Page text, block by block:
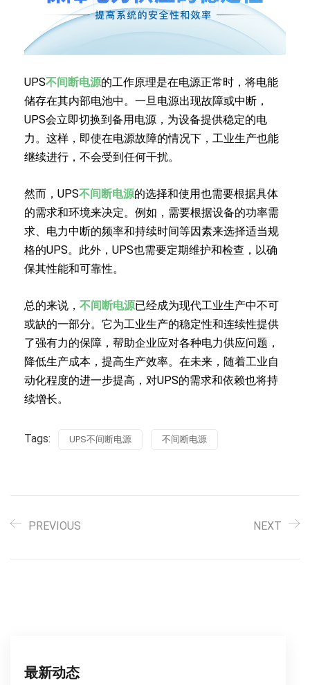
UPS不间断电源的工作原理是在电源正常时，将电能
储存在其内部电池中。一旦电源出现故障或中断，
UPS会立即切换到备用电源，为设备提供稳定的电
力。这样，即使在电源故障的情况下，工业生产也能
继续进行，不会受到任何干扰。
然而，UPS不间断电源的选择和使用也需要根据具体
的需求和环境来决定。例如，需要根据设备的功率需
求、电力中断的频率和持续时间等因素来选择适当规
格的UPS。此外，UPS也需要定期维护和检查，以确
保其性能和可靠性。
总的来说， 不间断电源已经成为现代工业生产中不可
或缺的一部分。它为工业生产的稳定性和连续性提供
了强有力的保障，帮助企业应对各种电力供应问题，
降低生产成本，提高生产效率。在未来，随着工业自
动化程度的进一步提高，对UPS的需求和依赖也将持
续增长。
Tags: UPS不间断电源 不间断电源
PREVIOUS NEXT
最新动态